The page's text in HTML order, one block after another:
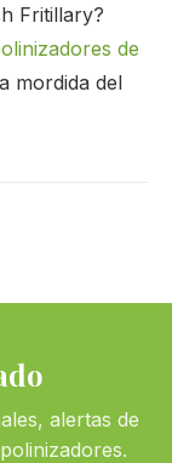
Fritillary?
de
mordida del
alertas de